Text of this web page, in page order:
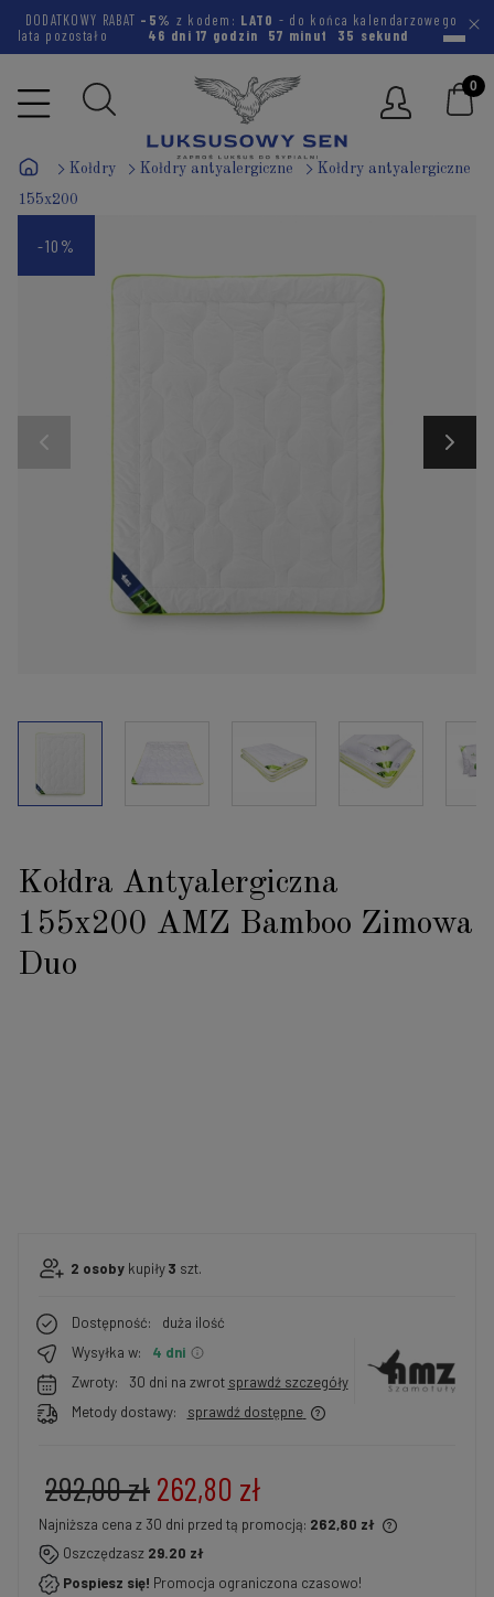
DODATKOWY RABAT -5% z kodem: LATO - do końca kalendarzowego
lata pozostało
46 dni 17 godzin 57 minut 35 sekund
Kołdry Kołdry antyalergiczne Kołdry antyalergiczne
155x200
Kołdra Antyalergiczna
155x200 AMZ Bamboo Zimowa
Duo
-10%
2 osoby kupiły3 szt.
Dostępność:
duża ilość
Wysyłka w:
4 dni
Zwroty:
30 dni na zwrot sprawdź szczegóły
Metody dostawy:
sprawdź dostępne
262,80 zł
292,00 zł
Najniższa cena z 30 dni przed tą promocją: 262,80 zł
Jeżeli produkt jest sprzedawany krócej niż 30 dni,
wyświetlana jest najniższa cena od momentu, kiedy
produkt pojawił się w sprzedaży.
Oszczędzasz 29.20 zł
Pospiesz się! Promocja ograniczona czasowo!